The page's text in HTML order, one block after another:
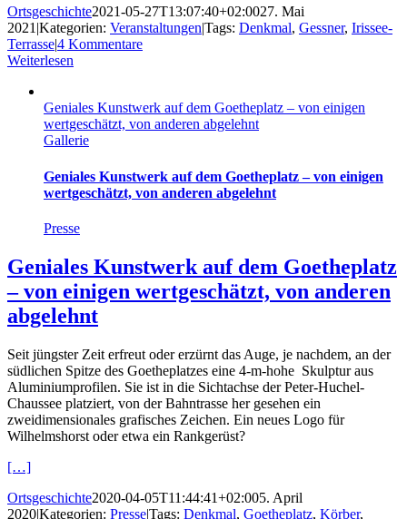
Ortsgeschichte2021-05-27T13:07:40+02:0027. Mai
2021|Kategorien: Veranstaltungen|Tags: Denkmal, Gessner, Irissee-
Terrasse|4 Kommentare
Weiterlesen
Geniales Kunstwerk auf dem Goetheplatz – von einigen
wertgeschätzt, von anderen abgelehnt
Gallerie
Geniales Kunstwerk auf dem Goetheplatz – von einigen
wertgeschätzt, von anderen abgelehnt
Presse
Geniales Kunstwerk auf dem Goetheplatz
– von einigen wertgeschätzt, von anderen
abgelehnt
Seit jüngster Zeit erfreut oder erzürnt das Auge, je nachdem, an der
südlichen Spitze des Goetheplatzes eine 4-m-hohe Skulptur aus
Aluminiumprofilen. Sie ist in die Sichtachse der Peter-Huchel-
Chaussee platziert, von der Bahntrasse her gesehen ein
zweidimensionales grafisches Zeichen. Ein neues Logo für
Wilhelmshorst oder etwa ein Rankgerüst?
[…]
Ortsgeschichte2020-04-05T11:44:41+02:005. April
2020|Kategorien: Presse|Tags: Denkmal, Goetheplatz, Körber,